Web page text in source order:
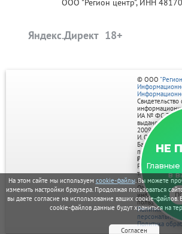
На этом сайте мы используем cookie-файлы. Вы можете
изменить настройки браузера. Продолжая пользоваться
вы даете согласие на использование ваших cookie-
cookie-файлов данные будут храниться на
Согласен
ООО "Регион центр", ИНН
Яндекс.Директ
НЕ
в
© ООО
ИА № ФС
выдано
2009г.
И. О. Главного
Баннеры на
правах
Реклама на
Рекламное
тел. 7-910-
email:
Отдельные
информацию,
пользователей
Политика в
персональных
Политика